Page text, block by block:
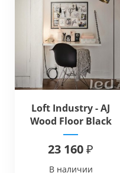
Loft Industry - AJ
Wood Floor Black
23 160 ₽
В наличии